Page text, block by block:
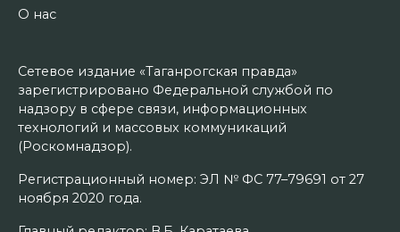
О нас
Сетевое издание «Таганрогская правда»
зарегистрировано Федеральной службой по
надзору в сфере связи, информационных
технологий и массовых коммуникаций
(Роскомнадзор).
Регистрационный номер: ЭЛ № ФС 77–79691 от 27
ноября 2020 года.